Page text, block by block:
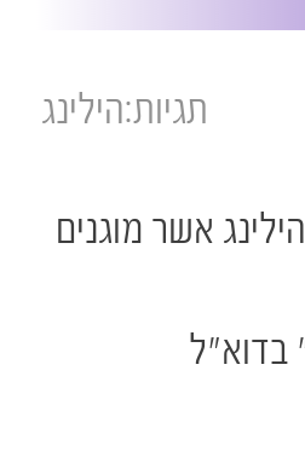
תגיות:הילינג
אשר מוגנים
בדוא"ל